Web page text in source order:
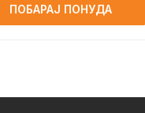
ПОБАРАЈ ПОНУДА